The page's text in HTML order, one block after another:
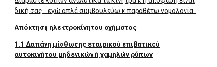
δική σας …εγώ απλά συμβουλεύω κ παραθέτω νομολογία..
Απόκτηση ηλεκτροκίνητου οχήματος
1.1 Δαπάνη μίσθωσης εταιρικού επιβατικού
αυτοκινήτου μηδενικών ή χαμηλών ρύπων